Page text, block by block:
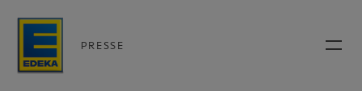
PRESSE